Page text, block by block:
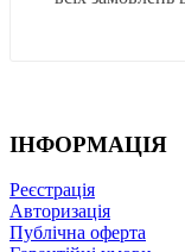
ІНФОРМАЦІЯ
Реєстрація
Авторизація
Публічна оферта